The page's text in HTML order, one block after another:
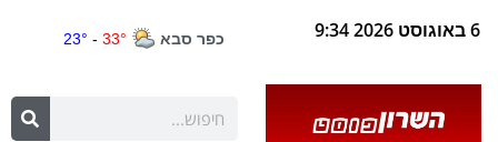
6 באוגוסט 2026 9:34